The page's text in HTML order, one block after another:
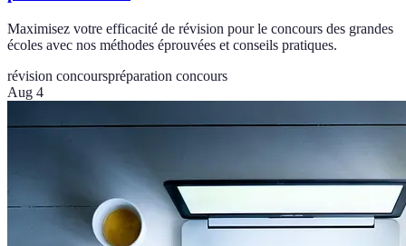
Maximisez votre efficacité de révision pour le concours des grandes
écoles avec nos méthodes éprouvées et conseils pratiques.
révision concourspréparation concours
Aug 4